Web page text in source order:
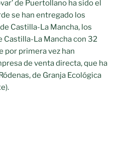
de Puertollano ha sido el
se han entregado los
Castilla-La Mancha, los
Castilla-La Mancha con 32
por primera vez han
de venta directa, que ha
de Granja Ecológica